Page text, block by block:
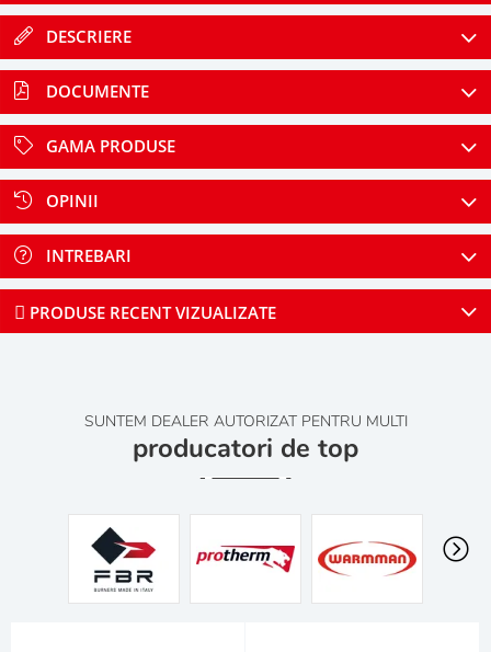
DESCRIERE
DOCUMENTE
GAMA PRODUSE
OPINII
INTREBARI
PRODUSE RECENT VIZUALIZATE
SUNTEM DEALER AUTORIZAT PENTRU MULTI
producatori de top